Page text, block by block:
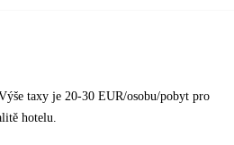
taxy je 20-30 EUR/osobu/pobyt pro
hotelu.